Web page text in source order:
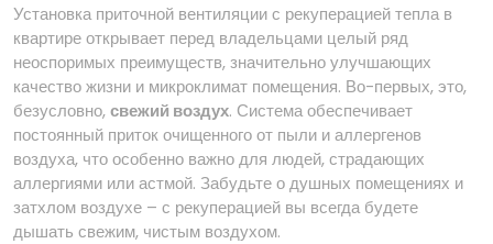
Установка приточной вентиляции с рекуперацией тепла в
квартире открывает перед владельцами целый ряд
неоспоримых преимуществ, значительно улучшающих
качество жизни и микроклимат помещения. Во-первых, это,
безусловно,свежий воздух. Система обеспечивает
постоянный приток очищенного от пыли и аллергенов
воздуха, что особенно важно для людей, страдающих
аллергиями или астмой. Забудьте о душных помещениях и
затхлом воздухе – с рекуперацией вы всегда будете
дышать свежим, чистым воздухом.